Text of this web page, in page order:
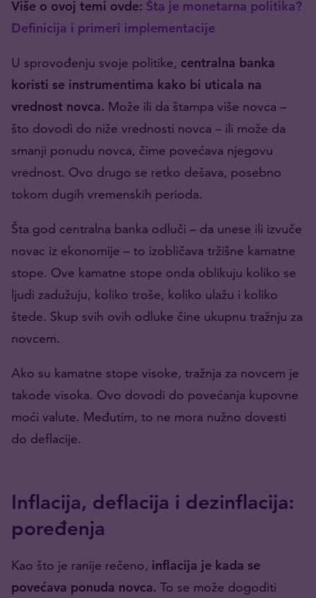
Više o ovoj temi ovde: Šta je monetarna politika?
Definicija i primeri implementacije
U sprovođenju svoje politike, centralna banka
koristi se instrumentima kako bi uticala na
vrednost novca. Može ili da štampa više novca –
što dovodi do niže vrednosti novca – ili može da
smanji ponudu novca, čime povećava njegovu
vrednost. Ovo drugo se retko dešava, posebno
tokom dugih vremenskih perioda.
Šta god centralna banka odluči – da unese ili izvuče
novac iz ekonomije – to izobličava tržišne kamatne
stope. Ove kamatne stope onda oblikuju koliko se
ljudi zadužuju, koliko troše, koliko ulažu i koliko
štede. Skup svih ovih odluke čine ukupnu tražnju za
novcem.
Ako su kamatne stope visoke, tražnja za novcem je
takođe visoka. Ovo dovodi do povećanja kupovne
moći valute. Međutim, to ne mora nužno dovesti
do deflacije.
Inflacija, deflacija i dezinflacija:
poređenja
Kao što je ranije rečeno, inflacija je kada se
povećava ponuda novca. To se može dogoditi